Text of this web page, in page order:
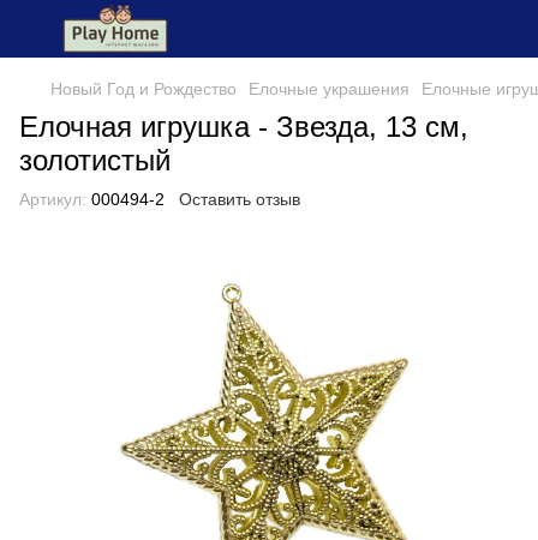
Новый Год и Рождество Елочные украшения Елочные
Елочная игрушка - Звезда, 13 см,
золотистый
Артикул: 000494-2 Оставить отзыв